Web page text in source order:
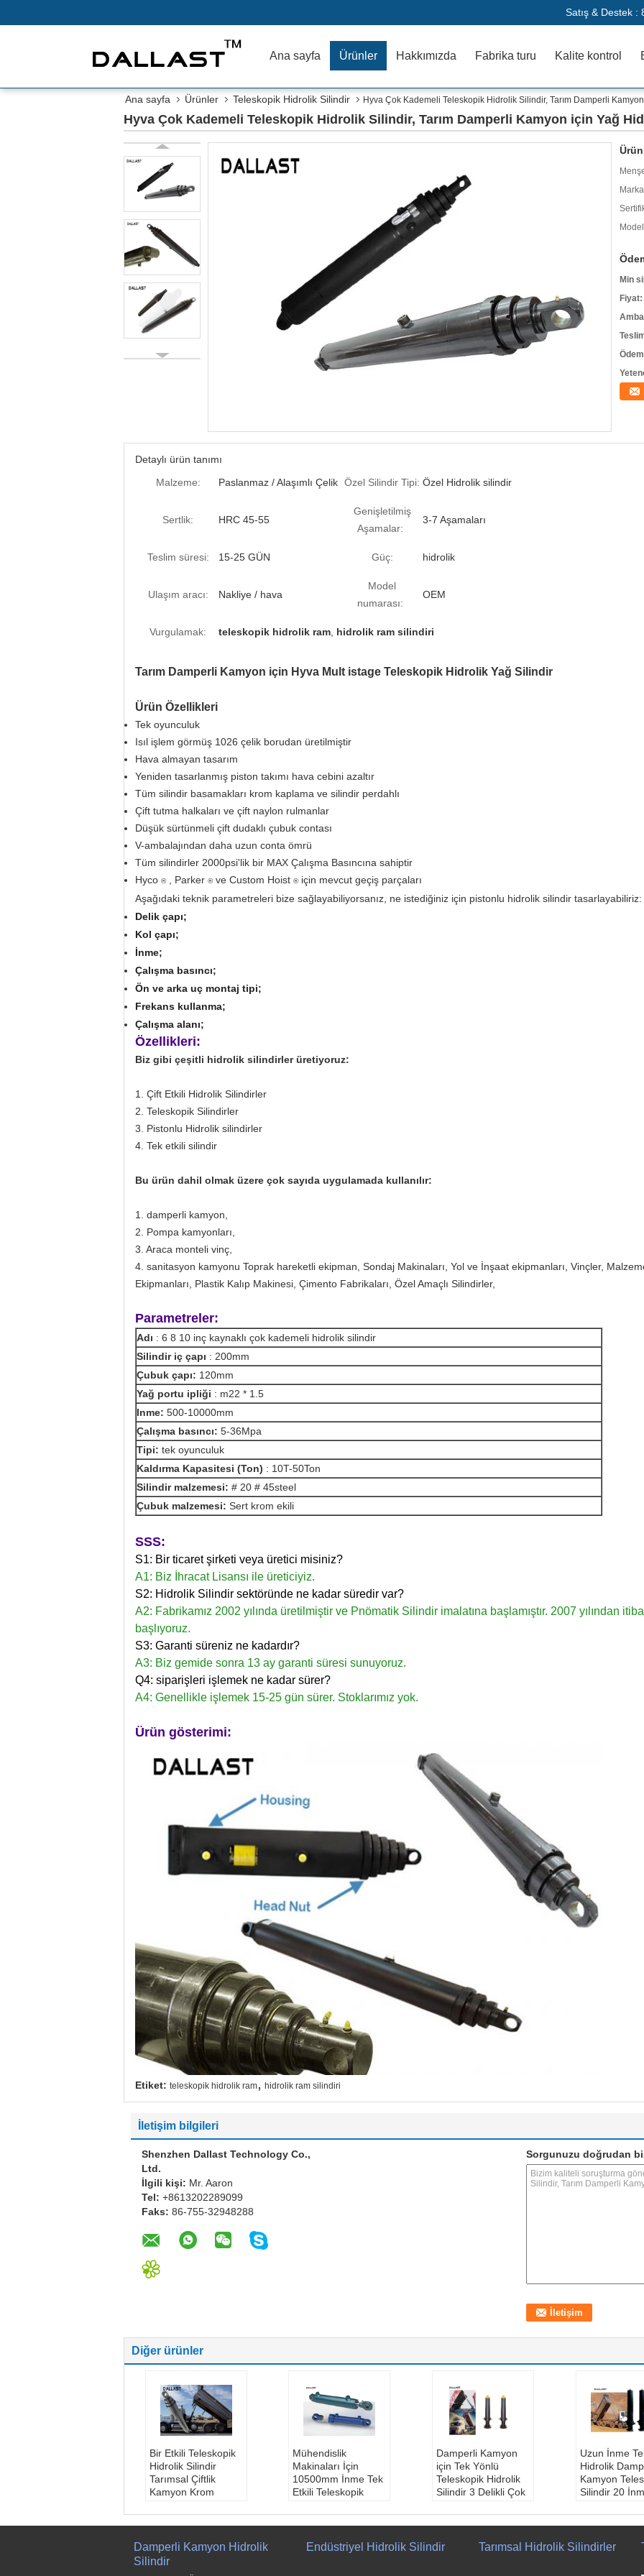
Satış & Destek :
Ana sayfa Ürünler Hakkımızda Fabrika turu Kalite kontrol
Ana sayfa Ürünler Teleskopik Hidrolik Silindir Hyva Çok Kademeli Teleskopik Hidrolik Silindir, Tarım Damperli
Hyva Çok Kademeli Teleskopik Hidrolik Silindir, Tarım Damperli Kamyon için Yağ
Ürün
Min
Fiyat:
Detaylı ürün tanımı
Malzeme:
Paslanmaz / Alaşımlı Çelik Özel Silindir Tipi: Özel Hidrolik silindir
Sertlik: HRC 45-55
Genişletilmiş
Aşamalar:
3-7 Aşamaları
Teslim süresi: 15-25 GÜN Güç: hidrolik
Ulaşım aracı: Nakliye / hava
Model
numarası:
OEM
Vurgulamak: teleskopik hidrolik ram hidrolik ram silindiri
Tarım Damperli Kamyon için Hyva Mult istage Teleskopik Hidrolik Yağ Silindir
Ürün Özellikleri
Tek oyunculuk
Isıl işlem görmüş 1026 çelik borudan üretilmiştir
Hava almayan tasarım
Yeniden tasarlanmış piston takımı hava cebini azaltır
Tüm silindir basamakları krom kaplama ve silindir perdahlı
Çift tutma halkaları ve çift naylon rulmanlar
Düşük sürtünmeli çift dudaklı çubuk contası
V-ambalajından daha uzun conta ömrü
Tüm silindirler 2000psi'lik bir MAX Çalışma Basıncına sahiptir
Hyco ®, Parker ®ve Custom Hoist ®için mevcut geçiş parçaları
Aşağıdaki teknik parametreleri bize sağlayabiliyorsanız, ne istediğiniz için pistonlu hidrolik silindir tasarlayabiliriz:
Delik çapı;
Kol çapı;
İnme;
Çalışma basıncı;
Ön ve arka uç montaj tipi;
Frekans kullanma;
Çalışma alanı;
Özellikleri:
Biz gibi çeşitli hidrolik silindirler üretiyoruz:
1. Çift Etkili Hidrolik Silindirler
2. Teleskopik Silindirler
3. Pistonlu Hidrolik silindirler
4. Tek etkili silindir
Bu ürün dahil olmak üzere çok sayıda uygulamada kullanılır:
1. damperli kamyon,
2. Pompa kamyonları,
3. Araca monteli vinç,
4. sanitasyon kamyonu Toprak hareketli ekipman, Sondaj Makinaları, Yol ve İnşaat ekipmanları, Vinçler,
Ekipmanları, Plastik Kalıp Makinesi, Çimento Fabrikaları, Özel Amaçlı Silindirler,
Parametreler:
Adı : 6 8 10 inç kaynaklı çok kademeli hidrolik silindir
Silindir iç çapı : 200mm
Çubuk çapı: 120mm
Yağ portu ipliği : m22 * 1.5
Inme: 500-10000mm
Çalışma basıncı: 5-36Mpa
Tipi: tek oyunculuk
Kaldırma Kapasitesi (Ton) : 10T-50Ton
Silindir malzemesi: # 20 # 45steel
Çubuk malzemesi: Sert krom ekili
SSS:
S1: Bir ticaret şirketi veya üretici misiniz?
A1: Biz İhracat Lisansı ile üreticiyiz.
S2: Hidrolik Silindir sektöründe ne kadar süredir var?
A2: Fabrikamız 2002 yılında üretilmiştir ve Pnömatik Silindir imalatına başlamıştır. 2007 yılından
başlıyoruz.
S3: Garanti süreniz ne kadardır?
A3: Biz gemide sonra 13 ay garanti süresi sunuyoruz.
Q4: siparişleri işlemek ne kadar sürer?
A4: Genellikle işlemek 15-25 gün sürer. Stoklarımız yok.
Ürün gösterimi:
Etiket: teleskopik hidrolik ram, hidrolik ram silindiri
İletişim bilgileri
Shenzhen Dallast Technology Co.,
Ltd.
İlgili kişi: Mr. Aaron
Tel: +8613202289099
Faks: 86-755-32948288
Sorgunuzu doğrudan
Diğer ürünler
Bir Etkili Teleskopik
Hidrolik Silindir
Tarımsal Çiftlik
Kamyon Krom
Güç:hidrolik
16Mpa, 20Mpa,
31Mpa
Mühendislik
Makinaları İçin
10500mm İnme Tek
Etkili Teleskopik
Kalite:OEM kaliteli
16Mpa, 20Mpa,
Damperli Kamyon
için Tek Yönlü
Teleskopik Hidrolik
Silindir 3 Delikli Çok
Ram
customzed
Uzun İnme
Hidrolik
Kamyon
Silindir 20
customzed
Tek oyunculuk
Damperli Kamyon Hidrolik
Silindir
Endüstriyel Hidrolik Silindir Tarımsal Hidrolik Silindirler